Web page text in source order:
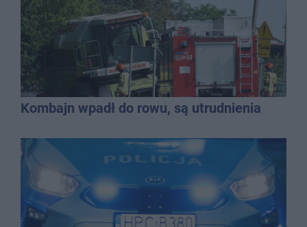
Kombajn wpadł do rowu, są utrudnienia